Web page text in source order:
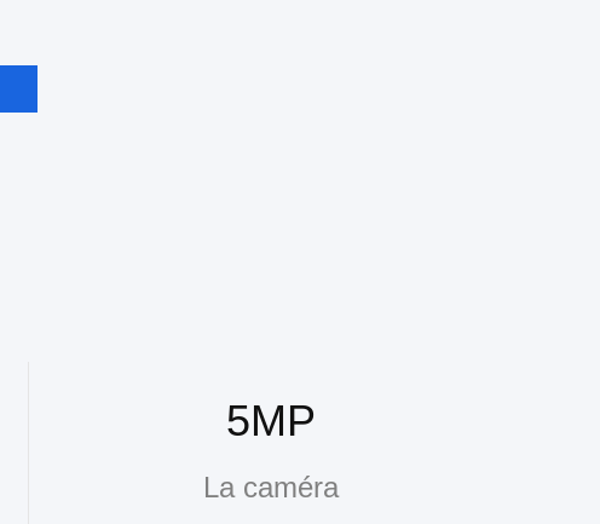
5MP
La caméra